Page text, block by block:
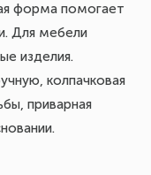
форма помогает
Для мебели
изделия.
колпачковая
приварная